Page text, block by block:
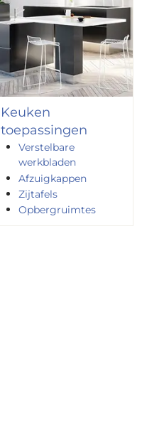
Keuken
toepassingen
Verstelbare
werkbladen
Afzuigkappen
Zijtafels
Opbergruimtes